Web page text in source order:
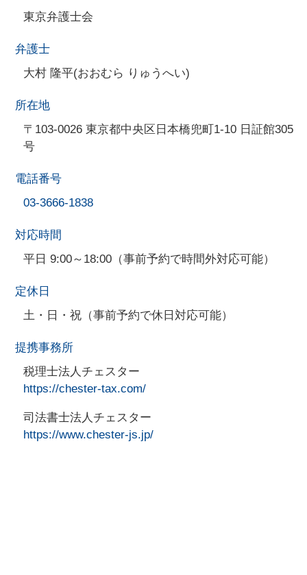
東京弁護士会
弁護士
大村 隆平(おおむら りゅうへい)
所在地
〒103-0026 東京都中央区日本橋兜町1-10 日証館305
号
電話番号
03-3666-1838
対応時間
平日 9:00～18:00（事前予約で時間外対応可能）
定休日
土・日・祝（事前予約で休日対応可能）
提携事務所
税理士法人チェスター
https://chester-tax.com/
司法書士法人チェスター
https://www.chester-js.jp/